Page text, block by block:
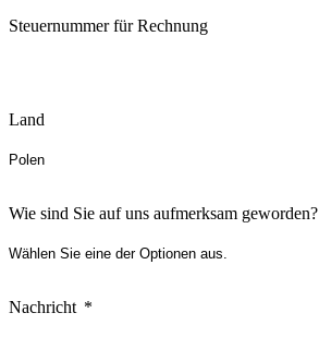
Steuernummer für Rechnung
Land
Wie sind Sie auf uns aufmerksam geworden?
Nachricht